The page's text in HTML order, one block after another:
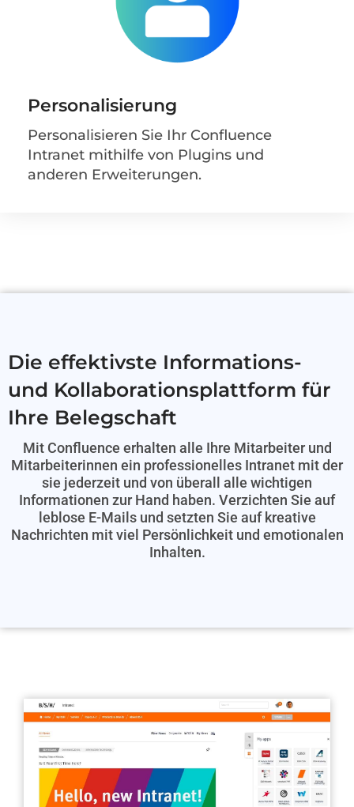
Personalisierung
Personalisieren Sie Ihr Confluence
Intranet mithilfe von Plugins und
anderen Erweiterungen.
Die effektivste Informations-
und Kollaborationsplattform für
Ihre Belegschaft
Mit Confluence erhalten alle Ihre Mitarbeiter und
Mitarbeiterinnen ein professionelles Intranet mit der
sie jederzeit und von überall alle wichtigen
Informationen zur Hand haben. Verzichten Sie auf
leblose E-Mails und setzten Sie auf kreative
Nachrichten mit viel Persönlichkeit und emotionalen
Inhalten.